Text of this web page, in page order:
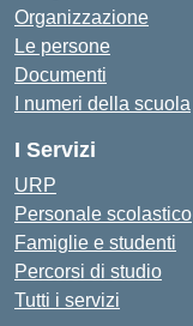
Organizzazione
Le persone
Documenti
I numeri della scuola
I Servizi
URP
Personale scolastico
Famiglie e studenti
Percorsi di studio
Tutti i servizi